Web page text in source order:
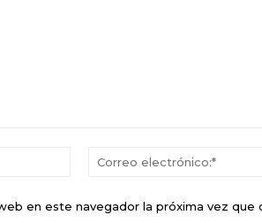
Nombre:*
en este navegador la próxima vez que